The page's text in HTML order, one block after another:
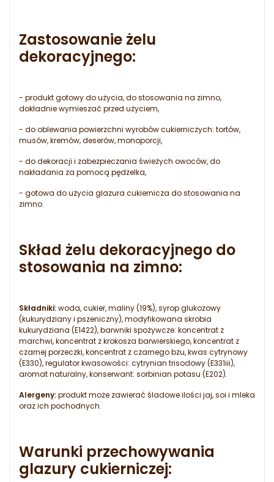
Zastosowanie żelu
dekoracyjnego:
- produkt gotowy do użycia, do stosowania na zimno,
dokładnie wymieszać przed użyciem,
- do oblewania powierzchni wyrobów cukierniczych: tortów,
musów, kremów, deserów, monoporcji,
- do dekoracji i zabezpieczania świeżych owoców, do
nakładania za pomocą pędzelka,
- gotowa do użycia glazura cukiernicza do stosowania na
zimno.
Skład żelu dekoracyjnego do
stosowania na zimno:
Składniki:woda, cukier, maliny (19%), syrop glukozowy
(kukurydziany i pszeniczny), modyfikowana skrobia
kukurydziana (E1422), barwniki spożywcze: koncentrat z
marchwi, koncentrat z krokosza barwierskiego, koncentrat z
czarnej porzeczki, koncentrat z czarnego bzu, kwas cytrynowy
(E330), regulator kwasowości: cytrynian trisodowy (E331iii),
aromat naturalny, konserwant: sorbinian potasu (E202).
Alergeny:produkt może zawierać śladowe ilości jaj, soi i mleka
oraz ich pochodnych.
Warunki przechowywania
glazury cukierniczej: